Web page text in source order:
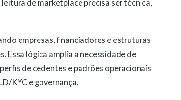
de marketplace precisa ser técnica,
empresas, financiadores e estruturas
Essa lógica amplia a necessidade de
de cedentes e padrões operacionais
KYC e governança.